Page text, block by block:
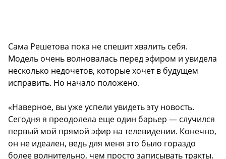
Сама Решетова пока не спешит хвалить себя.
Модель очень волновалась перед эфиром и увидела
несколько недочетов, которые хочет в будущем
исправить. Но начало положено.
«Наверное, вы уже успели увидеть эту новость.
Сегодня я преодолела еще один барьер — случился
первый мой прямой эфир на телевидении. Конечно,
он не идеален, ведь для меня это было гораздо
более волнительно, чем просто записывать тракты.